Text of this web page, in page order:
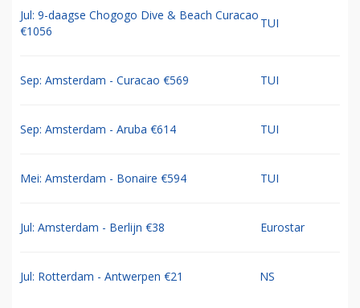
Jul: 9-daagse Chogogo Dive & Beach Curacao
€1056
TUI
Sep: Amsterdam - Curacao €569 TUI
Sep: Amsterdam - Aruba €614 TUI
Mei: Amsterdam - Bonaire €594 TUI
Jul: Amsterdam - Berlijn €38 Eurostar
Jul: Rotterdam - Antwerpen €21 NS